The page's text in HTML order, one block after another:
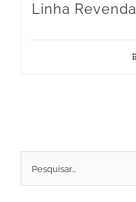
Linha Revenda